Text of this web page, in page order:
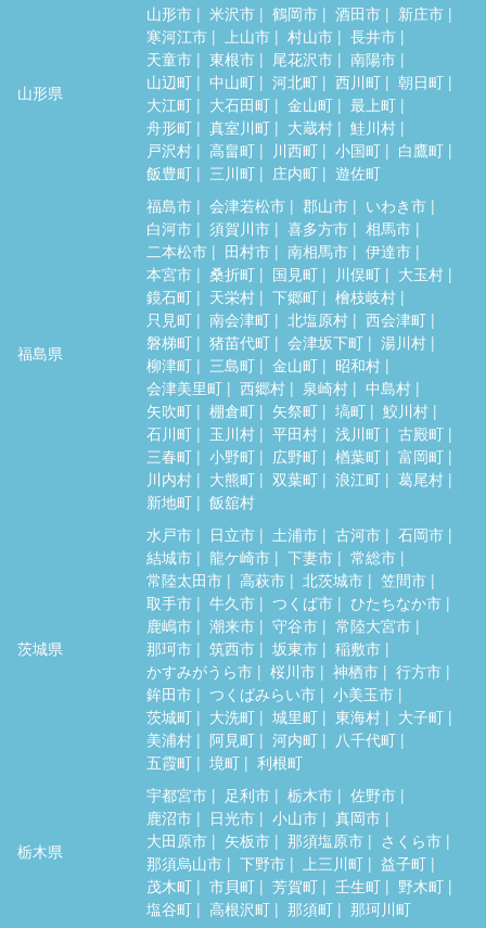
山形県
山形市 米沢市 鶴岡市 酒田市
新庄市
寒河江市
上山市 村山市
長井市
天童市
東根市 尾花沢市
南陽市
山辺町
中山町 河北町 西川町
朝日町
大江町
大石田町 金山町
最上町
舟形町
真室川町 大蔵村
鮭川村
戸沢村
高畠町 川西町 小国町
白鷹町
飯豊町
三川町 庄内町 遊佐町
福島県
福島市 会津若松市 郡山市
いわき市
白河市
須賀川市 喜多方市
相馬市
二本松市
田村市 南相馬市
伊達市
本宮市
桑折町 国見町 川俣町
大玉村
鏡石町
天栄村 下郷町
檜枝岐村
只見町
南会津町 北塩原村
西会津町
磐梯町
猪苗代町 会津坂下町
湯川村
柳津町
三島町 金山町
昭和村
会津美里町
西郷村 泉崎村
中島村
矢吹町
棚倉町 矢祭町 塙町
鮫川村
石川町
玉川村 平田村 浅川町
古殿町
三春町
小野町 広野町 楢葉町
富岡町
川内村
大熊町 双葉町 浪江町
葛尾村
新地町
飯舘村
茨城県
水戸市 日立市 土浦市 古河市
石岡市
結城市
龍ケ崎市 下妻市
常総市
常陸太田市
高萩市 北茨城市
笠間市
取手市
牛久市 つくば市
ひたちなか市
鹿嶋市
潮来市 守谷市
常陸大宮市
那珂市
筑西市 坂東市
稲敷市
かすみがうら市
桜川市 神栖市
行方市
鉾田市
つくばみらい市
小美玉市
茨城町
大洗町 城里町 東海村
大子町
美浦村
阿見町 河内町
八千代町
五霞町
境町 利根町
栃木県
宇都宮市 足利市 栃木市
佐野市
鹿沼市
日光市 小山市
真岡市
大田原市
矢板市 那須塩原市
さくら市
那須烏山市
下野市 上三川町
益子町
茂木町
市貝町 芳賀町 壬生町
野木町
塩谷町
高根沢町 那須町 那珂川町